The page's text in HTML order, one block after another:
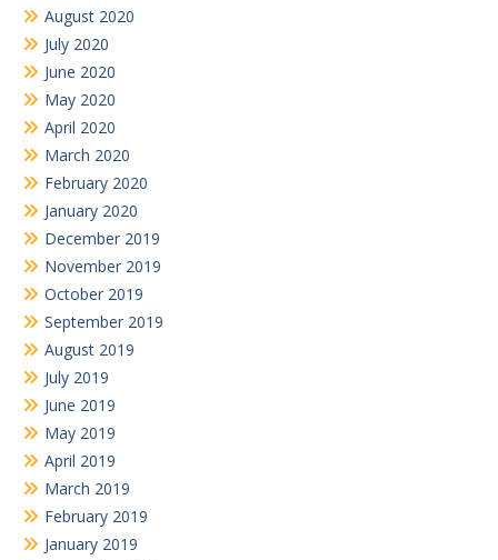
August 2020
July 2020
June 2020
May 2020
April 2020
March 2020
February 2020
January 2020
December 2019
November 2019
October 2019
September 2019
August 2019
July 2019
June 2019
May 2019
April 2019
March 2019
February 2019
January 2019